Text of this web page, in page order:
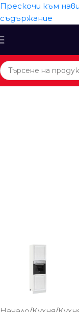
Прескочи към
съдържание